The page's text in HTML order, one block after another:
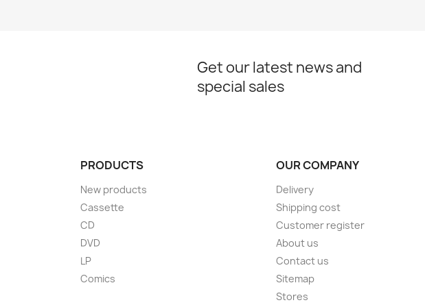
Get our latest news and
special sales
PRODUCTS
New products
Cassette
CD
DVD
LP
Comics
OUR COMPANY
Delivery
Shipping cost
Customer register
About us
Contact us
Sitemap
Stores